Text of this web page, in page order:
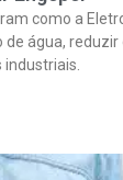
como a
água, reduzir